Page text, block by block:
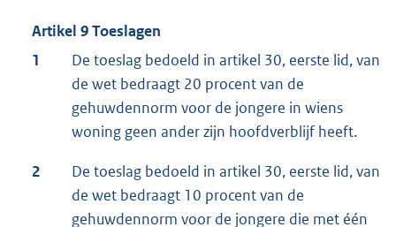
Artikel 9 Toeslagen
1
De toeslag bedoeld in artikel 30, eerste lid, van
de wet bedraagt 20 procent van de
gehuwdennorm voor de jongere in wiens
woning geen ander zijn hoofdverblijf heeft.
2
De toeslag bedoeld in artikel 30, eerste lid, van
de wet bedraagt 10 procent van de
gehuwdennorm voor de jongere die met één